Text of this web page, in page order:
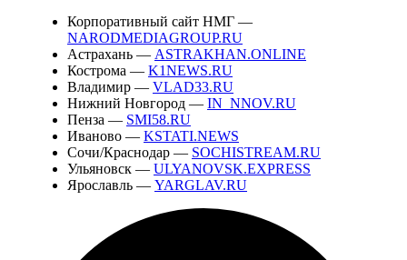
Корпоративный сайт НМГ —
NARODMEDIAGROUP.RU
Астрахань — ASTRAKHAN.ONLINE
Кострома — K1NEWS.RU
Владимир — VLAD33.RU
Нижний Новгород — IN_NNOV.RU
Пенза — SMI58.RU
Иваново — KSTATI.NEWS
Сочи/Краснодар — SOCHISTREAM.RU
Ульяновск — ULYANOVSK.EXPRESS
Ярославль — YARGLAV.RU